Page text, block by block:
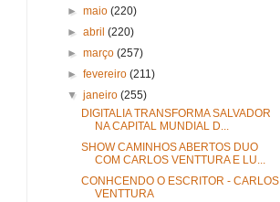
►maio(220)
►abril(220)
►março(257)
►fevereiro(211)
▼janeiro(255)
DIGITALIA TRANSFORMA SALVADOR
NA CAPITAL MUNDIAL D...
SHOW CAMINHOS ABERTOS DUO
COM CARLOS VENTTURA E LU...
CONHCENDO O ESCRITOR - CARLOS
VENTTURA